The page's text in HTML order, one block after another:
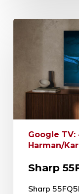
Google TV:
Harman/
Sharp
Sharp